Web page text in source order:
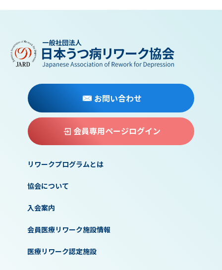
お問い合わせ
会員専用ページログイン
リワークプログラムとは
協会について
入会案内
会員医療リワーク施設情報
医療リワーク認定施設